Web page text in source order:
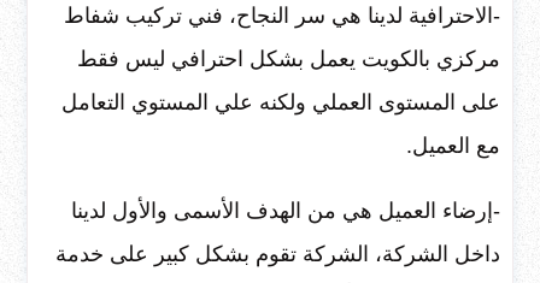
-الاحترافية لدينا هي سر النجاح، فني تركيب شفاط
مركزي بالكويت يعمل بشكل احترافي ليس فقط
على المستوى العملي ولكنه علي المستوي التعامل
مع العميل.
-إرضاء العميل هي من الهدف الأسمى والأول لدينا
داخل الشركة، الشركة تقوم بشكل كبير على خدمة